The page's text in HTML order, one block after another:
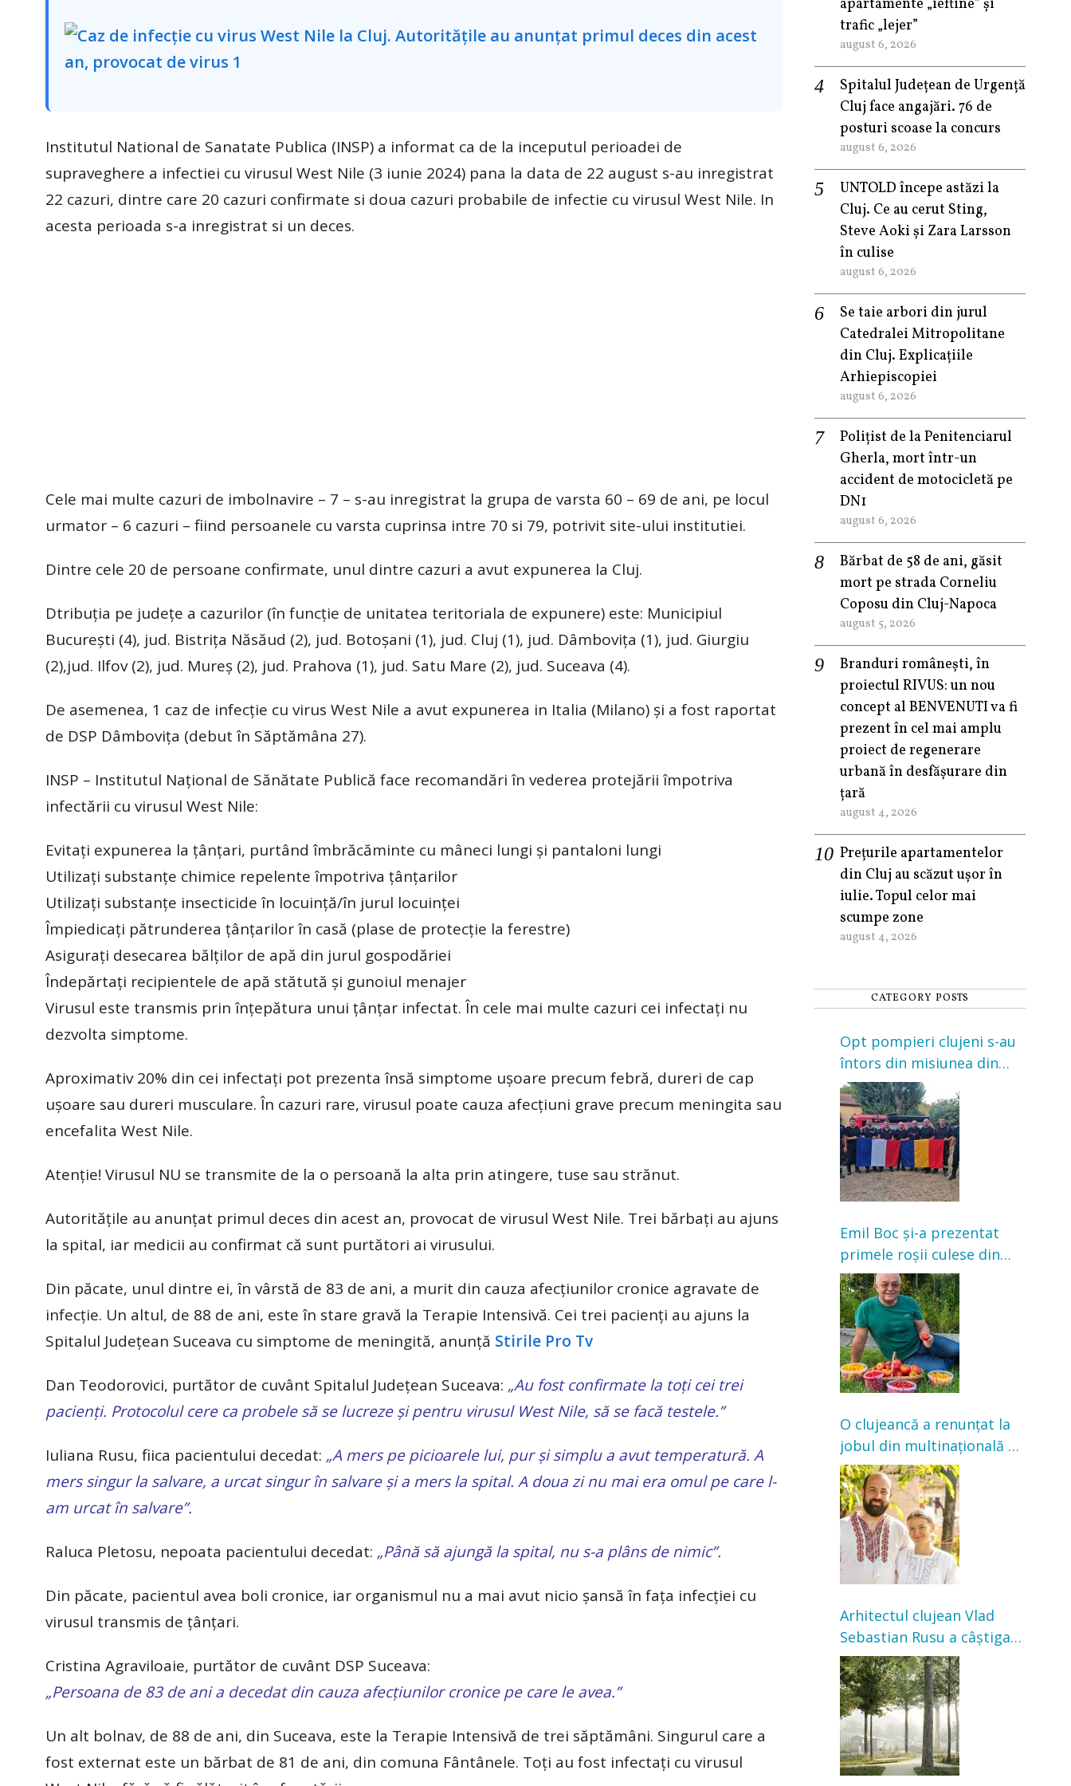
Institutul National de Sanatate Publica (INSP) a informat ca de la inceputul perioadei de
supraveghere a infectiei cu virusul West Nile (3 iunie 2024) pana la data de 22 august s-au inregistrat
22 cazuri, dintre care 20 cazuri confirmate si doua cazuri probabile de infectie cu virusul West Nile. In
acesta perioada s-a inregistrat si un deces.
Cele mai multe cazuri de imbolnavire – 7 – s-au inregistrat la grupa de varsta 60 – 69 de ani, pe locul
urmator – 6 cazuri – fiind persoanele cu varsta cuprinsa intre 70 si 79, potrivit site-ului institutiei.
Dintre cele 20 de persoane confirmate, unul dintre cazuri a avut expunerea la Cluj.
Dtribuția pe județe a cazurilor (în funcție de unitatea teritoriala de expunere) este: Municipiul
București (4), jud. Bistrița Năsăud (2), jud. Botoșani (1), jud. Cluj (1), jud. Dâmbovița (1), jud. Giurgiu
(2),jud. Ilfov (2), jud. Mureș (2), jud. Prahova (1), jud. Satu Mare (2), jud. Suceava (4).
De asemenea, 1 caz de infecție cu virus West Nile a avut expunerea in Italia (Milano) și a fost raportat
de DSP Dâmbovița (debut în Săptămâna 27).
INSP – Institutul Naţional de Sănătate Publică face recomandări în vederea protejării împotriva
infectării cu virusul West Nile:
Evitaţi expunerea la ţânţari, purtând îmbrăcăminte cu mâneci lungi şi pantaloni lungi
Utilizaţi substanţe chimice repelente împotriva ţânţarilor
Utilizaţi substanţe insecticide în locuinţă/în jurul locuinţei
Împiedicaţi pătrunderea ţânţarilor în casă (plase de protecţie la ferestre)
Asiguraţi desecarea bălţilor de apă din jurul gospodăriei
Îndepărtaţi recipientele de apă stătută şi gunoiul menajer
Virusul este transmis prin înţepătura unui ţânţar infectat. În cele mai multe cazuri cei infectați nu
dezvolta simptome.
Aproximativ 20% din cei infectați pot prezenta însă simptome ușoare precum febră, dureri de cap
ușoare sau dureri musculare. În cazuri rare, virusul poate cauza afecțiuni grave precum meningita sau
encefalita West Nile.
Atenție! Virusul NU se transmite de la o persoană la alta prin atingere, tuse sau strănut.
Autoritățile au anunțat primul deces din acest an, provocat de virusul West Nile. Trei bărbați au ajuns
la spital, iar medicii au confirmat că sunt purtători ai virusului.
Din păcate, unul dintre ei, în vârstă de 83 de ani, a murit din cauza afecțiunilor cronice agravate de
infecție. Un altul, de 88 de ani, este în stare gravă la Terapie Intensivă. Cei trei pacienți au ajuns la
Spitalul Județean Suceava cu simptome de meningită, anunță Stirile Pro Tv
Dan Teodorovici, purtător de cuvânt Spitalul Județean Suceava: „Au fost confirmate la toți cei trei
pacienți. Protocolul cere ca probele să se lucreze și pentru virusul West Nile, să se facă testele.”
Iuliana Rusu, fiica pacientului decedat: „A mers pe picioarele lui, pur și simplu a avut temperatură. A
mers singur la salvare, a urcat singur în salvare și a mers la spital. A doua zi nu mai era omul pe care l-
am urcat în salvare”.
Raluca Pletosu, nepoata pacientului decedat: „Până să ajungă la spital, nu s-a plâns de nimic”.
Din păcate, pacientul avea boli cronice, iar organismul nu a mai avut nicio șansă în fața infecției cu
virusul transmis de țânțari.
Cristina Agraviloaie, purtător de cuvânt DSP Suceava:
„Persoana de 83 de ani a decedat din cauza afecțiunilor cronice pe care le avea.”
Un alt bolnav, de 88 de ani, din Suceava, este la Terapie Intensivă de trei săptămâni. Singurul care a
fost externat este un bărbat de 81 de ani, din comuna Fântânele. Toți au fost infectați cu virusul
apartamente „ieftine” și
trafic „lejer”
august 6, 2026
Spitalul Județean de Urgență
Cluj face angajări. 76 de
posturi scoase la concurs
august 6, 2026
UNTOLD începe astăzi la
Cluj. Ce au cerut Sting,
Steve Aoki și Zara Larsson
în culise
august 6, 2026
Se taie arbori din jurul
Catedralei Mitropolitane
din Cluj. Explicațiile
Arhiepiscopiei
august 6, 2026
Polițist de la Penitenciarul
Gherla, mort într-un
accident de motocicletă pe
DN1
august 6, 2026
Bărbat de 58 de ani, găsit
mort pe strada Corneliu
Coposu din Cluj-Napoca
august 5, 2026
Branduri românești, în
proiectul RIVUS: un nou
concept al BENVENUTI va fi
prezent în cel mai amplu
proiect de regenerare
urbană în desfășurare din
țară
august 4, 2026
Prețurile apartamentelor
din Cluj au scăzut ușor în
iulie. Topul celor mai
scumpe zone
august 4, 2026
CATEGORY POSTS
Opt pompieri clujeni s-au
întors din misiunea din
Franța. Au intervenit la
incendii de vegetație și
pădure
Emil Boc și-a prezentat
primele roșii culese din
grădină: „Niciun magazin
nu poate oferi această
satisfacție”
O clujeancă a renunțat la
jobul din multinațională și
s-a mutat la țară. Acum
cultivă legume în grădina
bunicilor
Arhitectul clujean Vlad
Sebastian Rusu a câștigat
concursul pentru
transformarea Grădinii
Casei Universitarilor